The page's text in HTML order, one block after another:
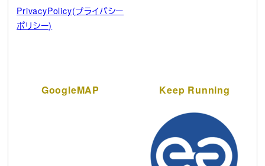
PrivacyPolicy(プライバシー
ポリシー)
GoogleMAP Keep Running